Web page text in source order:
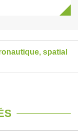
spatial